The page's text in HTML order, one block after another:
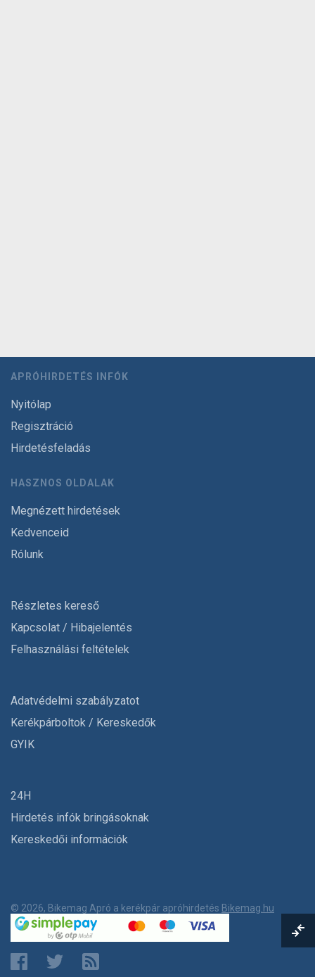
APRÓHIRDETÉS INFÓK
Nyitólap
Regisztráció
Hirdetésfeladás
HASZNOS OLDALAK
Megnézett hirdetések
Kedvenceid
Rólunk
Részletes kereső
Kapcsolat / Hibajelentés
Felhasználási feltételek
Adatvédelmi szabályzatot
Kerékpárboltok / Kereskedők
GYIK
24H
Hirdetés infók bringásoknak
Kereskedői információk
© 2026, Bikemag Apró a kerékpár apróhirdetés Bikemag.hu